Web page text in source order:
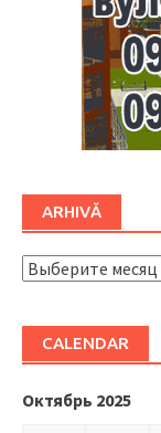
ARHIVĂ
ARHIVĂ
CALENDAR
Октябрь 2025